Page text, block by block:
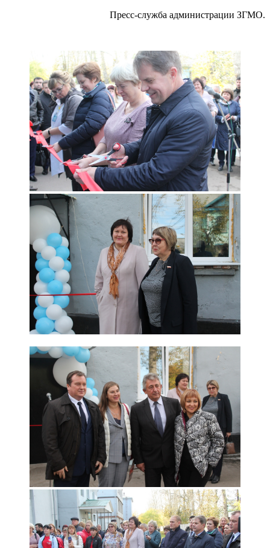
Пресс-служба администрации ЗГМО.